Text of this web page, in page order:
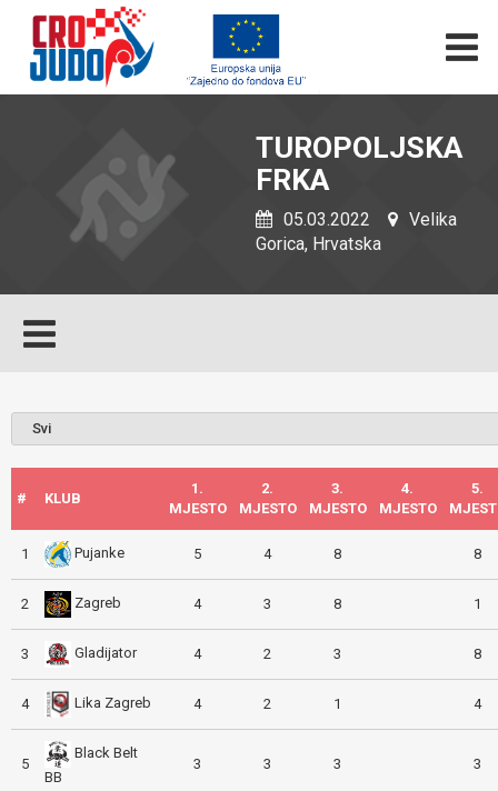
TUROPOLJSKA
FRKA
05.03.2022
Velika
Gorica, Hrvatska
# KLUB
1.
MJESTO
2.
MJESTO
3.
MJESTO
4.
MJESTO
5.
1 Pujanke 5 4 8 8
2 Zagreb 4 3 8 1
3 Gladijator 4 2 3 8
4 Lika Zagreb 4 2 1 4
5
Black Belt
BB
3 3 3 3